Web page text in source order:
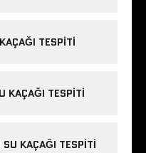
TESPITI
KAÇAĞI TESPITI
SU KAÇAĞI TESPITI